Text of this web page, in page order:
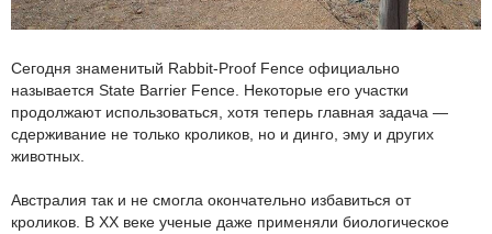
Сегодня знаменитый Rabbit-Proof Fence официально
называется State Barrier Fence. Некоторые его участки
продолжают использоваться, хотя теперь главная задача —
сдерживание не только кроликов, но и динго, эму и других
животных.
Австралия так и не смогла окончательно избавиться от
кроликов. В XX веке ученые даже применяли биологическое